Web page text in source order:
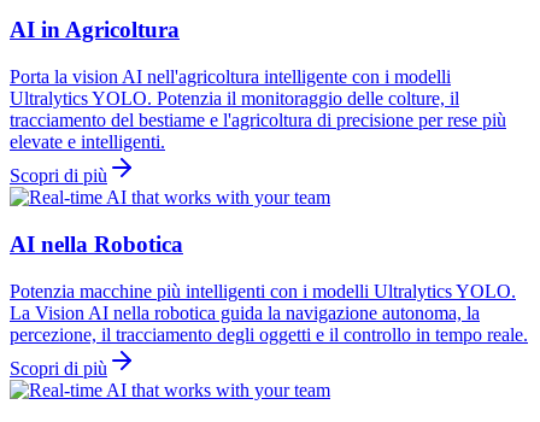
AI in Agricoltura
Porta la vision AI nell'agricoltura intelligente con i modelli
Ultralytics YOLO. Potenzia il monitoraggio delle colture, il
tracciamento del bestiame e l'agricoltura di precisione per rese più
elevate e intelligenti.
Scopri di più
AI nella Robotica
Potenzia macchine più intelligenti con i modelli Ultralytics YOLO.
La Vision AI nella robotica guida la navigazione autonoma, la
percezione, il tracciamento degli oggetti e il controllo in tempo reale.
Scopri di più